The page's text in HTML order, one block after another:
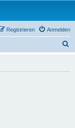
Anmelden
Registrieren